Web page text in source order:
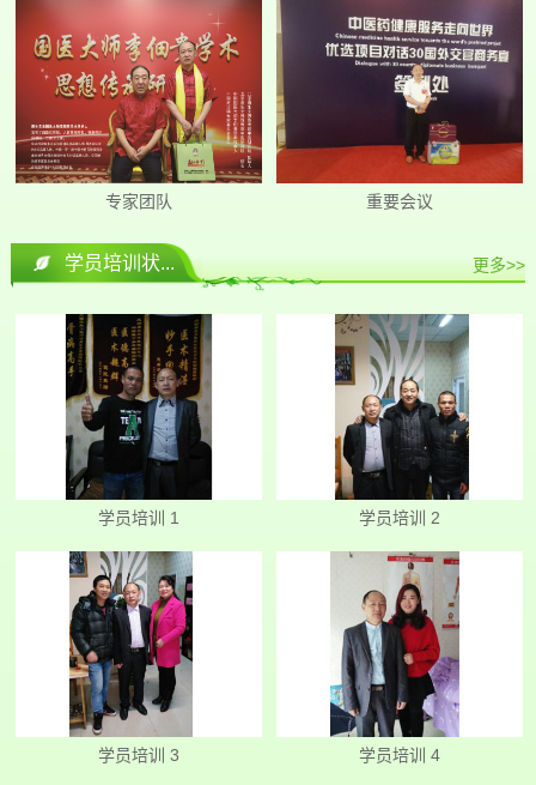
专家团队 重要会议
学员培训状... 更多>>
学员培训 1 学员培训 2
学员培训 3 学员培训 4